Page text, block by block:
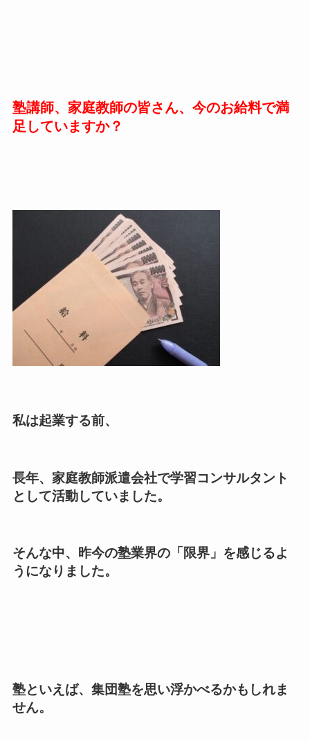
塾講師、家庭教師の皆さん、今のお給料で満
足していますか？
私は起業する前、
長年、家庭教師派遣会社で学習コンサルタント
として活動していました。
そんな中、昨今の塾業界の「限界」を感じるよ
うになりました。
塾といえば、集団塾を思い浮かべるかもしれま
せん。